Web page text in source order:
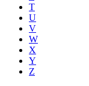
T
U
V
W
X
Y
Z